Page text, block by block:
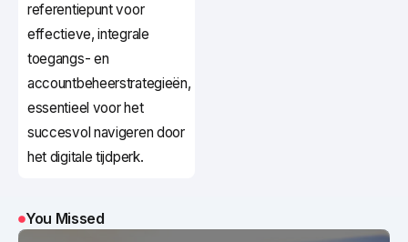
referentiepunt voor
effectieve, integrale
toegangs- en
accountbeheerstrategieën,
essentieel voor het
succesvol navigeren door
het digitale tijdperk.
You Missed